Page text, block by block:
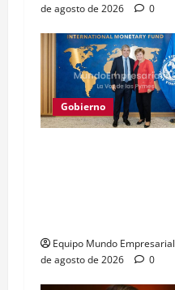
de agosto de 2026
0
Gobierno
Equipo Mundo Empresarial
de agosto de 2026
0